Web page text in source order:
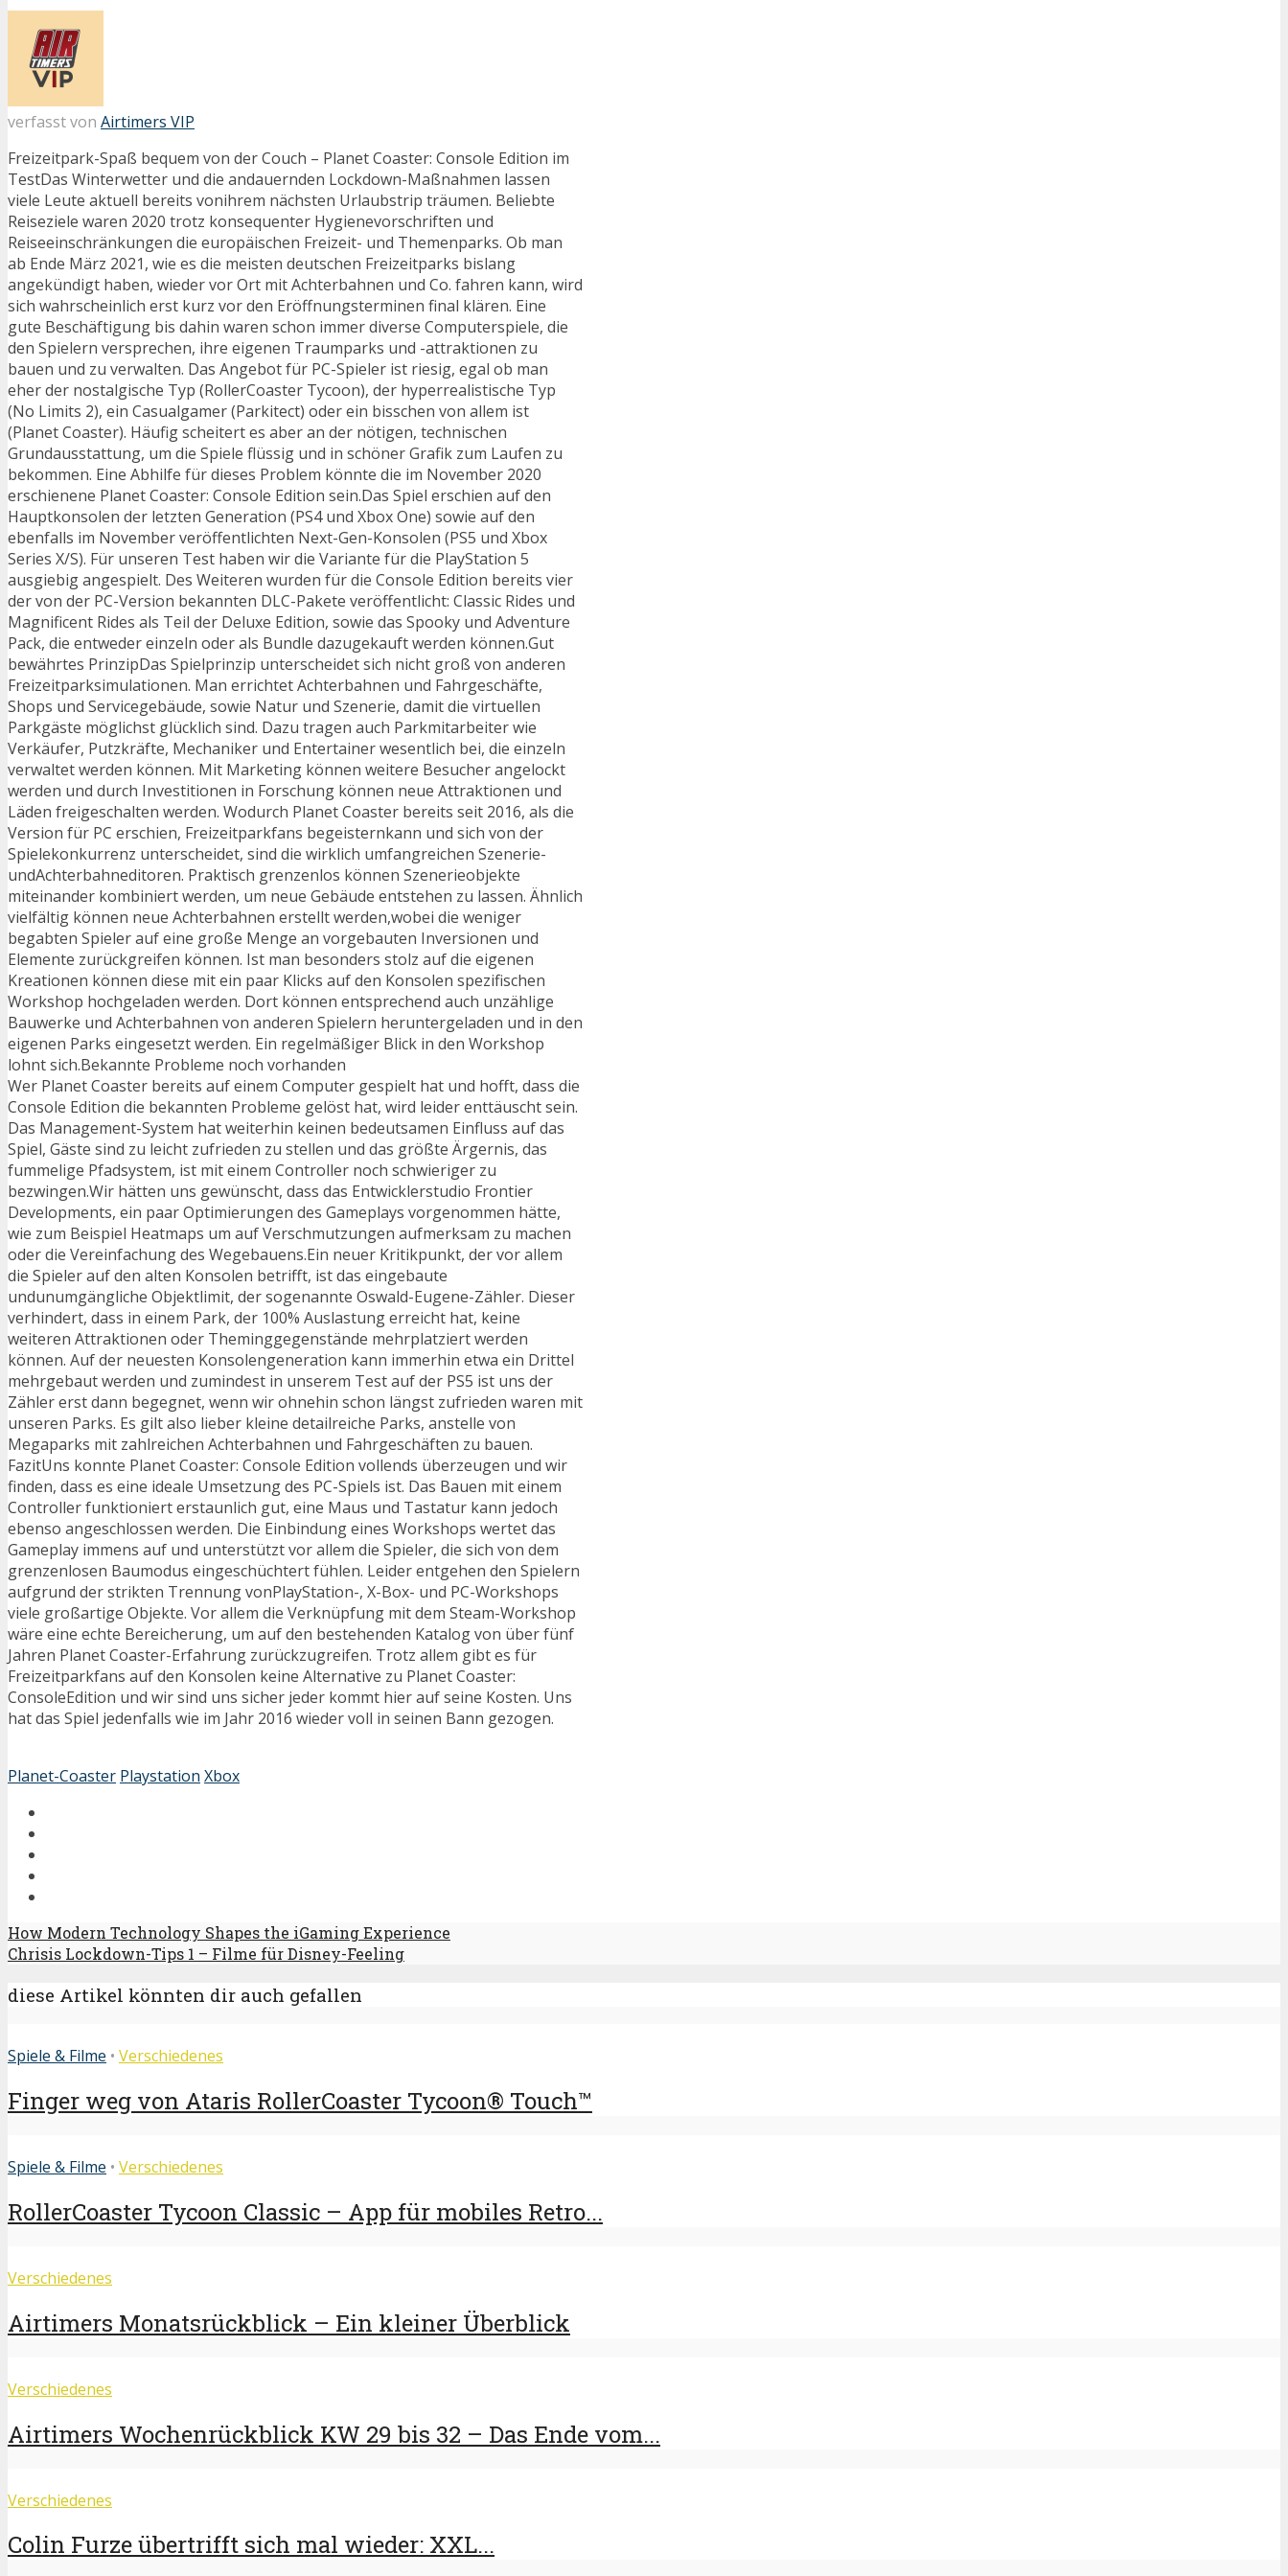
verfasst von Airtimers VIP
Freizeitpark-Spaß bequem von der Couch – Planet Coaster: Console Edition im
TestDas Winterwetter und die andauernden Lockdown-Maßnahmen lassen
viele Leute aktuell bereits vonihrem nächsten Urlaubstrip träumen. Beliebte
Reiseziele waren 2020 trotz konsequenter Hygienevorschriften und
Reiseeinschränkungen die europäischen Freizeit- und Themenparks. Ob man
ab Ende März 2021, wie es die meisten deutschen Freizeitparks bislang
angekündigt haben, wieder vor Ort mit Achterbahnen und Co. fahren kann, wird
sich wahrscheinlich erst kurz vor den Eröffnungsterminen final klären. Eine
gute Beschäftigung bis dahin waren schon immer diverse Computerspiele, die
den Spielern versprechen, ihre eigenen Traumparks und -attraktionen zu
bauen und zu verwalten. Das Angebot für PC-Spieler ist riesig, egal ob man
eher der nostalgische Typ (RollerCoaster Tycoon), der hyperrealistische Typ
(No Limits 2), ein Casualgamer (Parkitect) oder ein bisschen von allem ist
(Planet Coaster). Häufig scheitert es aber an der nötigen, technischen
Grundausstattung, um die Spiele flüssig und in schöner Grafik zum Laufen zu
bekommen. Eine Abhilfe für dieses Problem könnte die im November 2020
erschienene Planet Coaster: Console Edition sein.Das Spiel erschien auf den
Hauptkonsolen der letzten Generation (PS4 und Xbox One) sowie auf den
ebenfalls im November veröffentlichten Next-Gen-Konsolen (PS5 und Xbox
Series X/S). Für unseren Test haben wir die Variante für die PlayStation 5
ausgiebig angespielt. Des Weiteren wurden für die Console Edition bereits vier
der von der PC-Version bekannten DLC-Pakete veröffentlicht: Classic Rides und
Magnificent Rides als Teil der Deluxe Edition, sowie das Spooky und Adventure
Pack, die entweder einzeln oder als Bundle dazugekauft werden können.Gut
bewährtes PrinzipDas Spielprinzip unterscheidet sich nicht groß von anderen
Freizeitparksimulationen. Man errichtet Achterbahnen und Fahrgeschäfte,
Shops und Servicegebäude, sowie Natur und Szenerie, damit die virtuellen
Parkgäste möglichst glücklich sind. Dazu tragen auch Parkmitarbeiter wie
Verkäufer, Putzkräfte, Mechaniker und Entertainer wesentlich bei, die einzeln
verwaltet werden können. Mit Marketing können weitere Besucher angelockt
werden und durch Investitionen in Forschung können neue Attraktionen und
Läden freigeschalten werden. Wodurch Planet Coaster bereits seit 2016, als die
Version für PC erschien, Freizeitparkfans begeisternkann und sich von der
Spielekonkurrenz unterscheidet, sind die wirklich umfangreichen Szenerie-
undAchterbahneditoren. Praktisch grenzenlos können Szenerieobjekte
miteinander kombiniert werden, um neue Gebäude entstehen zu lassen. Ähnlich
vielfältig können neue Achterbahnen erstellt werden,wobei die weniger
begabten Spieler auf eine große Menge an vorgebauten Inversionen und
Elemente zurückgreifen können. Ist man besonders stolz auf die eigenen
Kreationen können diese mit ein paar Klicks auf den Konsolen spezifischen
Workshop hochgeladen werden. Dort können entsprechend auch unzählige
Bauwerke und Achterbahnen von anderen Spielern heruntergeladen und in den
eigenen Parks eingesetzt werden. Ein regelmäßiger Blick in den Workshop
lohnt sich.Bekannte Probleme noch vorhanden
Wer Planet Coaster bereits auf einem Computer gespielt hat und hofft, dass die
Console Edition die bekannten Probleme gelöst hat, wird leider enttäuscht sein.
Das Management-System hat weiterhin keinen bedeutsamen Einfluss auf das
Spiel, Gäste sind zu leicht zufrieden zu stellen und das größte Ärgernis, das
fummelige Pfadsystem, ist mit einem Controller noch schwieriger zu
bezwingen.Wir hätten uns gewünscht, dass das Entwicklerstudio Frontier
Developments, ein paar Optimierungen des Gameplays vorgenommen hätte,
wie zum Beispiel Heatmaps um auf Verschmutzungen aufmerksam zu machen
oder die Vereinfachung des Wegebauens.Ein neuer Kritikpunkt, der vor allem
die Spieler auf den alten Konsolen betrifft, ist das eingebaute
undunumgängliche Objektlimit, der sogenannte Oswald-Eugene-Zähler. Dieser
verhindert, dass in einem Park, der 100% Auslastung erreicht hat, keine
weiteren Attraktionen oder Theminggegenstände mehrplatziert werden
können. Auf der neuesten Konsolengeneration kann immerhin etwa ein Drittel
mehrgebaut werden und zumindest in unserem Test auf der PS5 ist uns der
Zähler erst dann begegnet, wenn wir ohnehin schon längst zufrieden waren mit
unseren Parks. Es gilt also lieber kleine detailreiche Parks, anstelle von
Megaparks mit zahlreichen Achterbahnen und Fahrgeschäften zu bauen.
FazitUns konnte Planet Coaster: Console Edition vollends überzeugen und wir
finden, dass es eine ideale Umsetzung des PC-Spiels ist. Das Bauen mit einem
Controller funktioniert erstaunlich gut, eine Maus und Tastatur kann jedoch
ebenso angeschlossen werden. Die Einbindung eines Workshops wertet das
Gameplay immens auf und unterstützt vor allem die Spieler, die sich von dem
grenzenlosen Baumodus eingeschüchtert fühlen. Leider entgehen den Spielern
aufgrund der strikten Trennung vonPlayStation-, X-Box- und PC-Workshops
viele großartige Objekte. Vor allem die Verknüpfung mit dem Steam-Workshop
wäre eine echte Bereicherung, um auf den bestehenden Katalog von über fünf
Jahren Planet Coaster-Erfahrung zurückzugreifen. Trotz allem gibt es für
Freizeitparkfans auf den Konsolen keine Alternative zu Planet Coaster:
ConsoleEdition und wir sind uns sicher jeder kommt hier auf seine Kosten. Uns
hat das Spiel jedenfalls wie im Jahr 2016 wieder voll in seinen Bann gezogen.
Planet-Coaster Playstation Xbox
How Modern Technology Shapes the iGaming Experience
Chrisis Lockdown-Tips 1 – Filme für Disney-Feeling
diese Artikel könnten dir auch gefallen
Spiele & Filme • Verschiedenes
Finger weg von Ataris RollerCoaster Tycoon® Touch™
Spiele & Filme • Verschiedenes
RollerCoaster Tycoon Classic – App für mobiles Retro...
Verschiedenes
Airtimers Monatsrückblick – Ein kleiner Überblick
Verschiedenes
Airtimers Wochenrückblick KW 29 bis 32 – Das Ende vom...
Verschiedenes
Colin Furze übertrifft sich mal wieder: XXL...